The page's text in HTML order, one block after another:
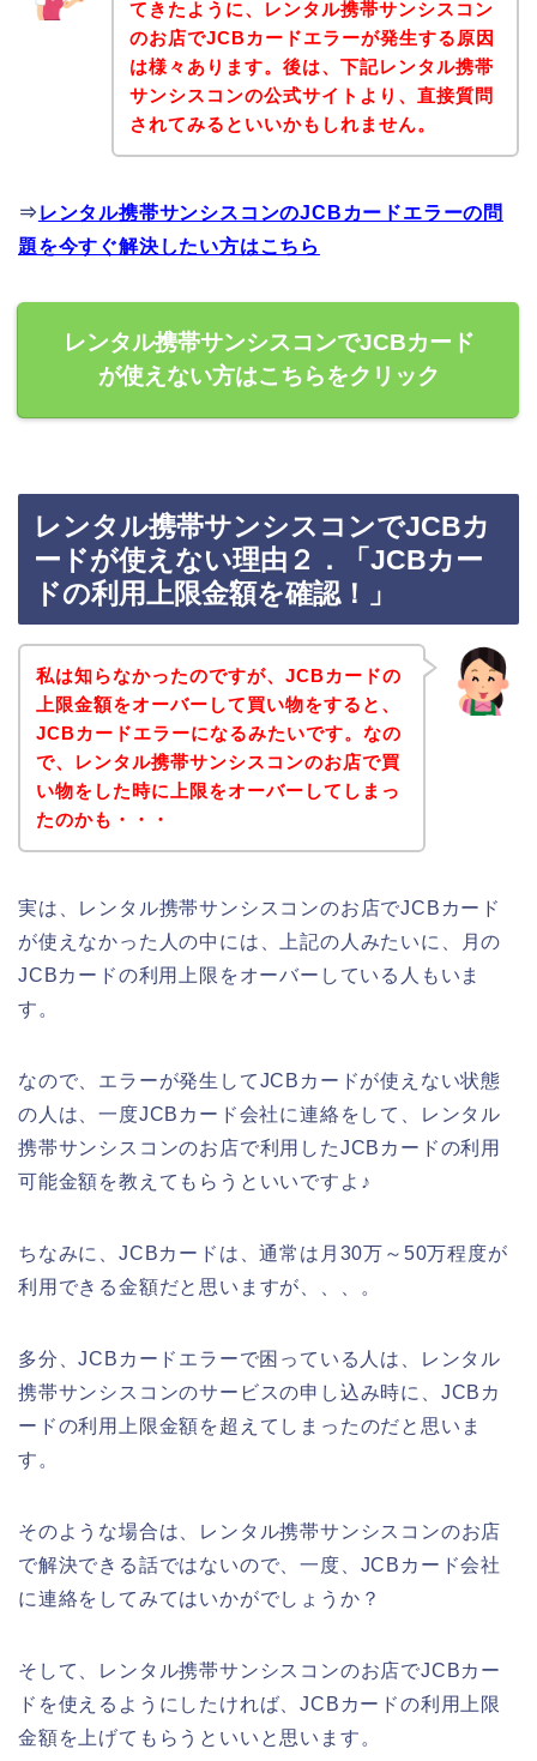
てきたように、レンタル携帯サンシスコン
のお店でJCBカードエラーが発生する原因
は様々あります。後は、下記レンタル携帯
サンシスコンの公式サイトより、直接質問
されてみるといいかもしれません。
⇒ レンタル携帯サンシスコンのJCBカードエラーの問
題を今すぐ解決したい方はこちら
レンタル携帯サンシスコンでJCBカード
が使えない方はこちらをクリック
レンタル携帯サンシスコンでJCBカ
ードが使えない理由２．「JCBカー
ドの利用上限金額を確認！」
私は知らなかったのですが、JCBカードの
上限金額をオーバーして買い物をすると、
JCBカードエラーになるみたいです。なの
で、レンタル携帯サンシスコンのお店で買
い物をした時に上限をオーバーしてしまっ
たのかも・・・
実は、レンタル携帯サンシスコンのお店でJCBカード
が使えなかった人の中には、上記の人みたいに、月の
JCBカードの利用上限をオーバーしている人もいま
す。
なので、エラーが発生してJCBカードが使えない状態
の人は、一度JCBカード会社に連絡をして、レンタル
携帯サンシスコンのお店で利用したJCBカードの利用
可能金額を教えてもらうといいですよ♪
ちなみに、JCBカードは、通常は月30万～50万程度が
利用できる金額だと思いますが、、、。
多分、JCBカードエラーで困っている人は、レンタル
携帯サンシスコンのサービスの申し込み時に、JCBカ
ードの利用上限金額を超えてしまったのだと思いま
す。
そのような場合は、レンタル携帯サンシスコンのお店
で解決できる話ではないので、一度、JCBカード会社
に連絡をしてみてはいかがでしょうか？
そして、レンタル携帯サンシスコンのお店でJCBカー
ドを使えるようにしたければ、JCBカードの利用上限
金額を上げてもらうといいと思います。